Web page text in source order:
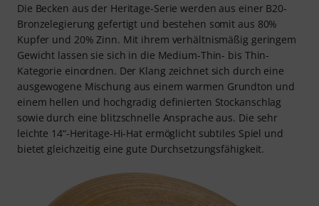
Die Becken aus der Heritage-Serie werden aus einer B20-
Bronzelegierung gefertigt und bestehen somit aus 80%
Kupfer und 20% Zinn. Mit ihrem verhältnismäßig geringem
Gewicht lassen sie sich in die Medium-Thin- bis Thin-
Kategorie einordnen. Der Klang zeichnet sich durch eine
ausgewogene Mischung aus einem warmen Grundton und
einem hellen und hochgradig definierten Stockanschlag
sowie durch eine blitzschnelle Ansprache aus. Die sehr
leichte 14“-Heritage-Hi-Hat ermöglicht subtiles Spiel und
bietet gleichzeitig eine gute Durchsetzungsfähigkeit.